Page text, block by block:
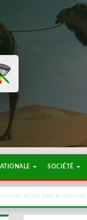
SOCIÉTÉ
active pour le moment.